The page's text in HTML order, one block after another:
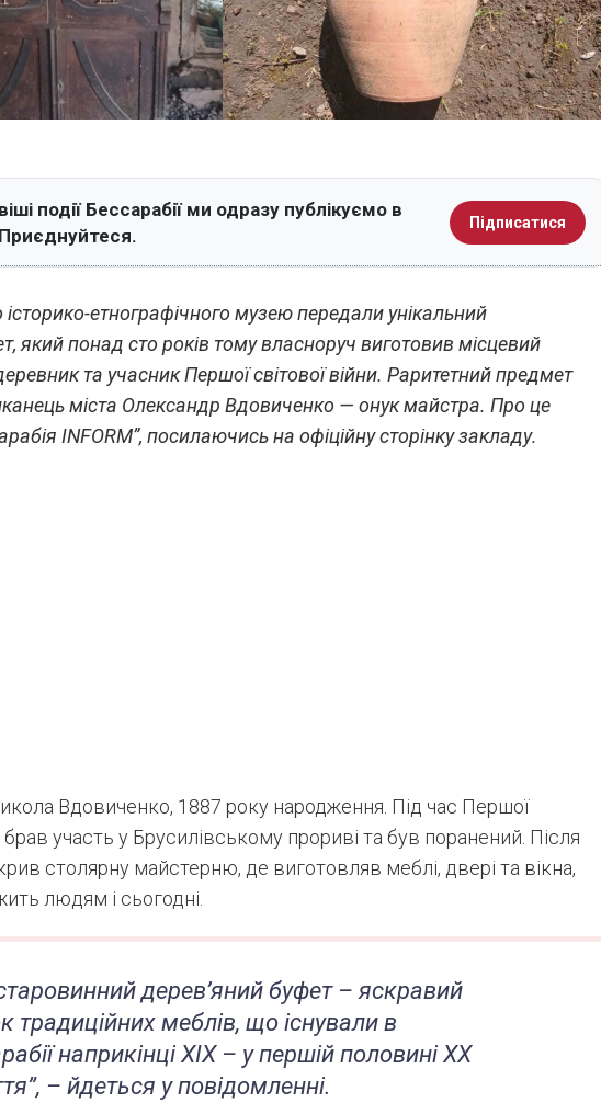
події Бессарабії ми одразу публікуємо в
Підписатися
етнографічного музею передали унікальний
який понад сто років тому власноруч виготовив місцевий
та учасник Першої світової війни. Раритетний предмет
міста Олександр Вдовиченко — онук майстра. Про це
INFORM”, посилаючись на офіційну сторінку закладу.
Вдовиченко, 1887 року народження. Під час Першої
брав участь у Брусилівському прориві та був поранений. Після
столярну майстерню, де виготовляв меблі, двері та вікна,
людям і сьогодні.
дерев’яний буфет – яскравий
традиційних меблів, що існували в
наприкінці XIX – у першій половині XX
– йдеться у повідомленні.